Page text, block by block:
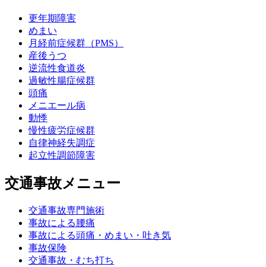
更年期障害
めまい
月経前症候群（PMS）
産後うつ
逆流性食道炎
過敏性腸症候群
頭痛
メニエール病
動悸
慢性疲労症候群
自律神経失調症
起立性調節障害
交通事故メニュー
交通事故専門施術
事故による腰痛
事故による頭痛・めまい・吐き気
事故保険
交通事故・むち打ち